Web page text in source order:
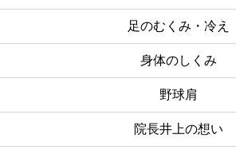
足のむくみ・冷え
身体のしくみ
野球肩
院長井上の想い